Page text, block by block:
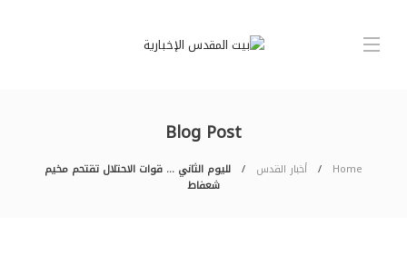
Blog Post
Home أخبار القدس
لليوم الثاني … قوات الاحتلال تقتحم مخيم
شعفاط